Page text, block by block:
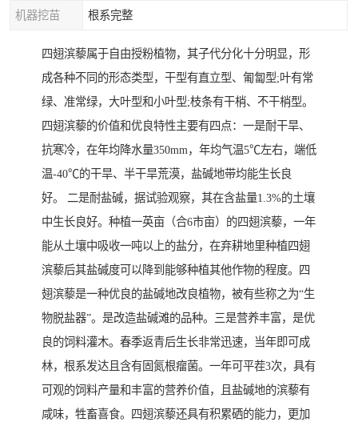
机器挖苗 根系完整
四翅滨藜属于自由授粉植物，其子代分化十分明显，形
成各种不同的形态类型，干型有直立型、匍匐型;叶有常
绿、准常绿，大叶型和小叶型;枝条有干梢、不干梢型。
四翅滨藜的价值和优良特性主要有四点：一是耐干旱、
抗寒冷，在年均降水量350mm，年均气温5℃左右，端低
温-40℃的干旱、半干旱荒漠，盐碱地带均能生长良
好。 二是耐盐碱，据试验观察，其在含盐量1.3%的土壤
中生长良好。种植一英亩（合6市亩）的四翅滨藜，一年
能从土壤中吸收一吨以上的盐分，在弃耕地里种植四翅
滨藜后其盐碱度可以降到能够种植其他作物的程度。四
翅滨藜是一种优良的盐碱地改良植物，被有些称之为“生
物脱盐器”。是改造盐碱滩的品种。三是营养丰富，是优
良的饲料灌木。春季返青后生长非常迅速，当年即可成
林，根系发达且含有固氮根瘤菌。一年可平茬3次，具有
可观的饲料产量和丰富的营养价值，且盐碱地的滨藜有
咸味，牲畜喜食。四翅滨藜还具有积累硒的能力，更加